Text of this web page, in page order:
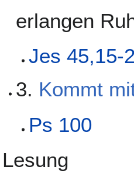
erlangen
Jes 45,15-
3. Kommt
Ps 100
Lesung